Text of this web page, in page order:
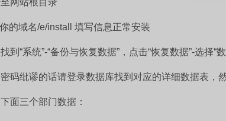
网站根目录
的域名/e/install 填写信息正常安装
到“系统”-“备份与恢复数据”，点击“恢复数据”-选择“
码纰谬的话请登录数据库找到对应的详细数据表，
面三个部门数据：